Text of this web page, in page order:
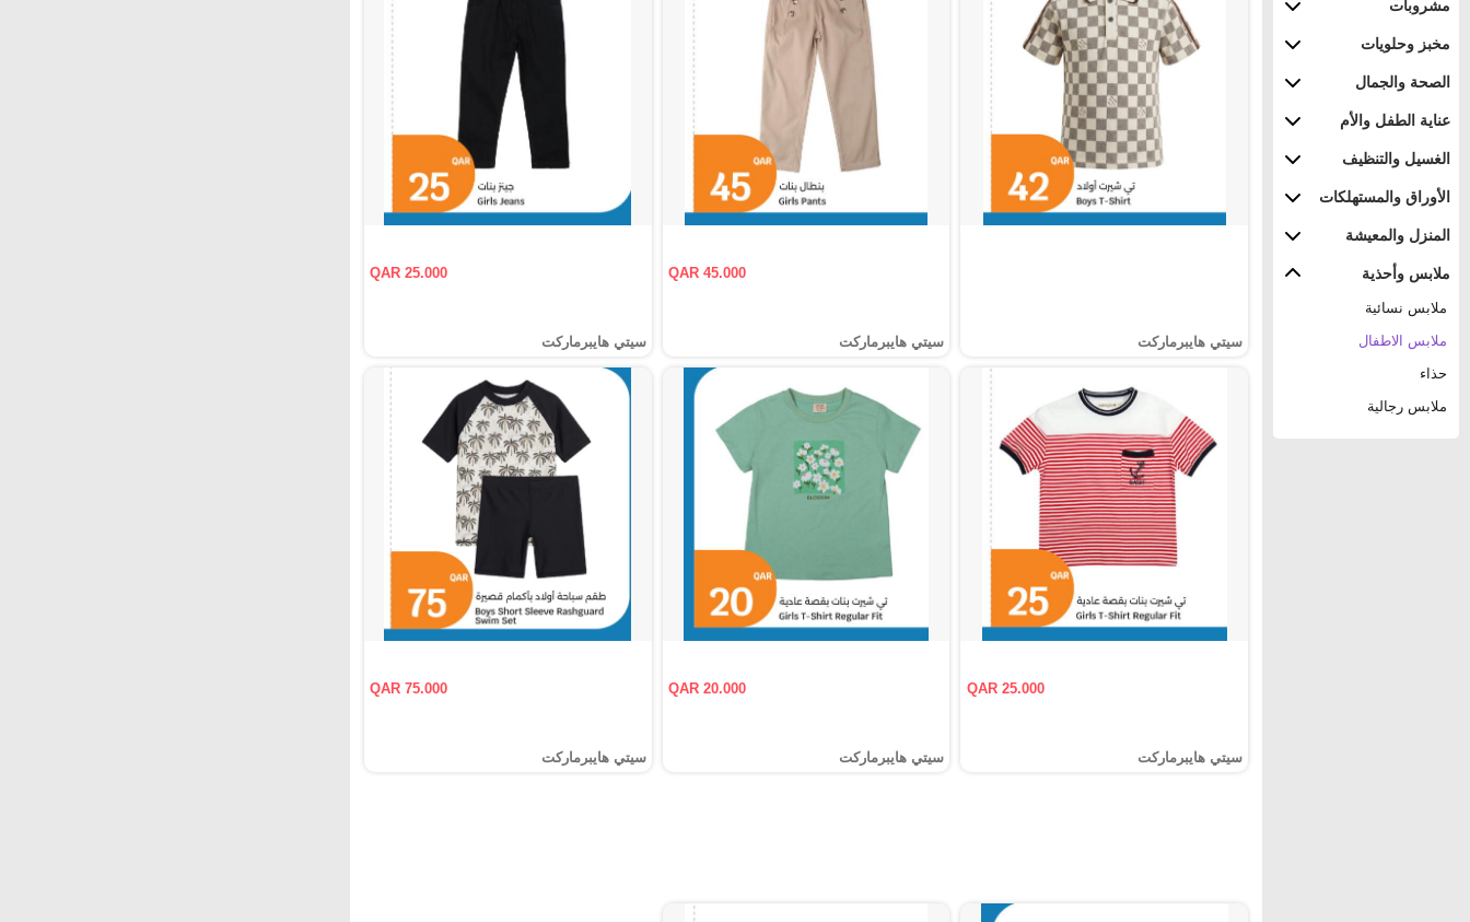
مشروبات
مخبز وحلويات
الصحة والجمال
عناية الطفل والأم
الغسيل والتنظيف
الأوراق والمستهلكات
المنزل والمعيشة
ملابس وأحذية
ملابس نسائية
ملابس الاطفال
حذاء
ملابس رجالية
سيتي هايبرماركت
QAR 45.000
سيتي هايبرماركت
QAR 25.000
سيتي هايبرماركت
QAR 25.000
سيتي هايبرماركت
QAR 20.000
سيتي هايبرماركت
QAR 75.000
سيتي هايبرماركت